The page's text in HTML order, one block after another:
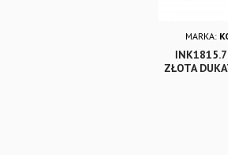
MARKA:
ZŁOTA